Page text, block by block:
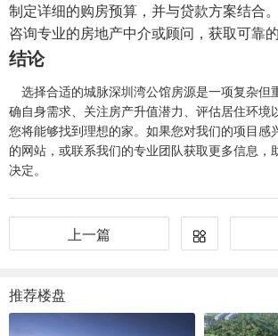
制定详细的购房预算，并与贷款方案结合。
咨询专业的房地产中介或顾问，获取可靠的
结论
选择合适的城脉深圳湾公馆房源是一项复杂但
确自身需求、关注房产升值潜力、评估居住环境
您将能够找到理想的家。如果您对我们的项目感
的网站，或联系我们的专业团队获取更多信息，
决定。
上一篇
推荐楼盘